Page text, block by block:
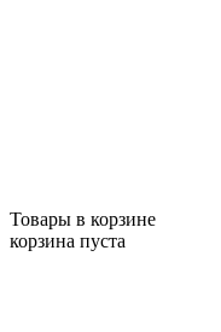
Товары в корзине
корзина пуста